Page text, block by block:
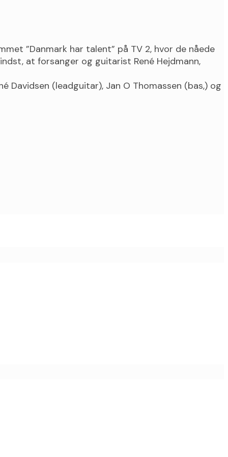
”Danmark har talent” på TV 2, hvor de nåede
at forsanger og guitarist René Hejdmann,
Davidsen (leadguitar), Jan O Thomassen (bas,) og